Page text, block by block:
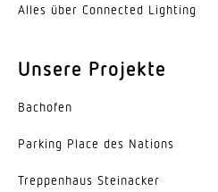
Alles über Connected Lighting
Unsere Projekte
Bachofen
Parking Place des Nations
Trep­penhaus Steinacker